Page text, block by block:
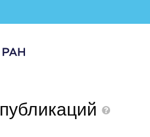
публикаций